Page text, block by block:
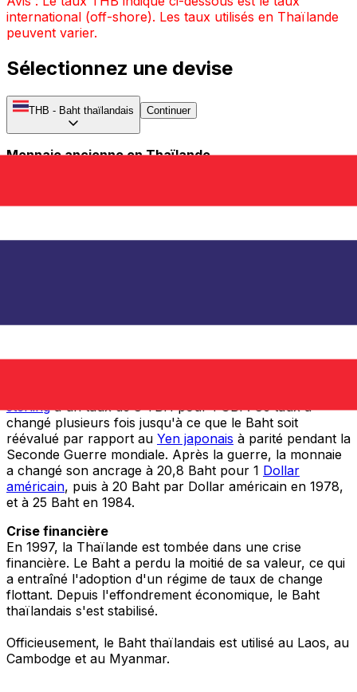
international (off-shore). Les taux utilisés en Thaïlande
peuvent varier.
Sélectionnez une devise
THB - Baht thaïlandais Continuer
Monnaie ancienne en Thaïlande
fois en Thaïlande pendant l'ère Rattankosin ; avec
en deux (satang et baht) sous un système standardisé
sterlingà un taux de 8 TBH pour 1 GBP. Ce taux a
changé plusieurs fois jusqu'à ce que le Baht soit
réévalué par rapport au Yen japonais à parité pendant la
Seconde Guerre mondiale. Après la guerre, la monnaie
a changé son ancrage à 20,8 Baht pour 1 Dollar
américain, puis à 20 Baht par Dollar américain en 1978,
et à 25 Baht en 1984.
Crise financière
En 1997, la Thaïlande est tombée dans une crise
financière. Le Baht a perdu la moitié de sa valeur, ce qui
a entraîné l'adoption d'un régime de taux de change
flottant. Depuis l'effondrement économique, le Baht
thaïlandais s'est stabilisé.
Officieusement, le Baht thaïlandais est utilisé au Laos, au
Cambodge et au Myanmar.